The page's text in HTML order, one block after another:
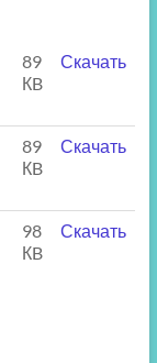
89
КB
Скачать
89
КB
Скачать
98
КB
Скачать